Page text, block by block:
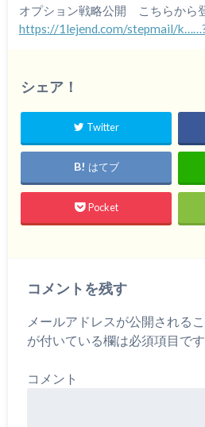
オプション戦略公開 こちらから
https://1lejend.com/stepmail/
シェア！
Twitter
はてブ
Pocket
コメントを残す
メールアドレスが公開される
が付いている欄は必須項目です
コメント